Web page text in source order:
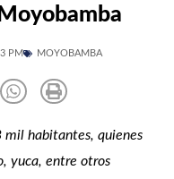
PM MOYOBAMBA
mil habitantes, quienes
yuca, entre otros